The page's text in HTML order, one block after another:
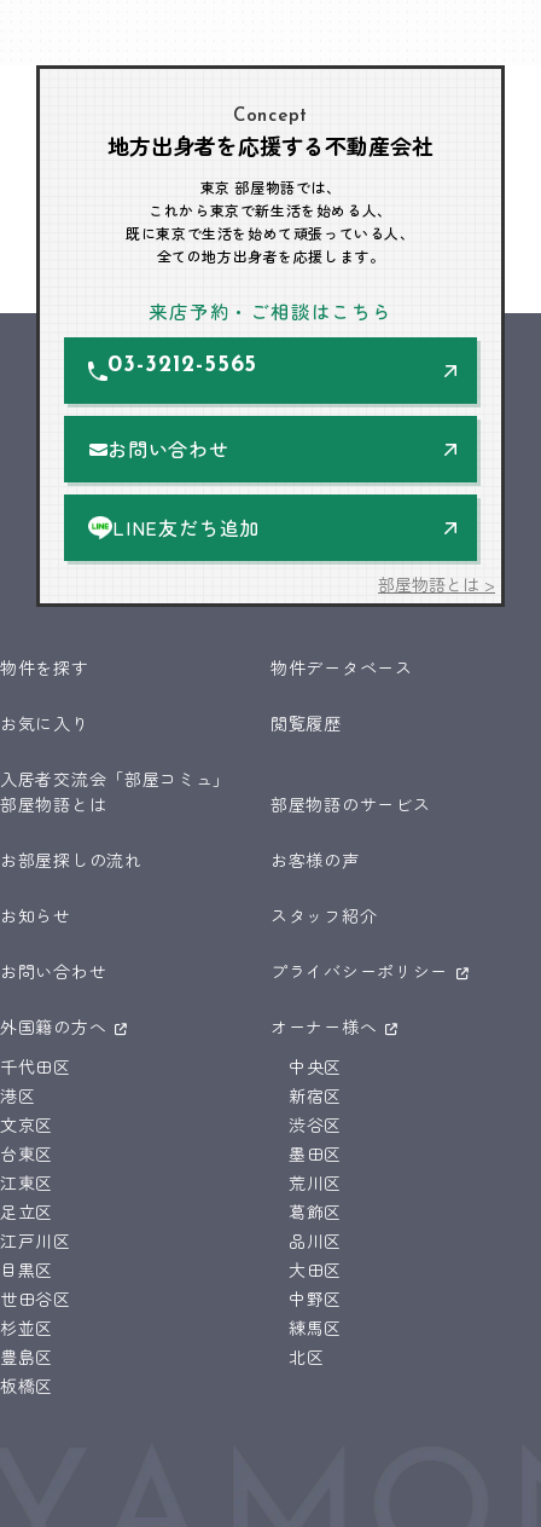
Concept
地方出身者を応援する不動産会社
東京 部屋物語では、
これから東京で新生活を始める人、
既に東京で生活を始めて頑張っている人、
全ての地方出身者を応援します。
来店予約・ご相談はこちら
03-3212-5565
お問い合わせ
LINE友だち追加
部屋物語とは >
物件を探す 物件データベース
お気に入り 閲覧履歴
入居者交流会「部屋コミュ」
部屋物語とは
部屋物語のサービス
お部屋探しの流れ お客様の声
お知らせ スタッフ紹介
お問い合わせ プライバシーポリシー
外国籍の方へ
オーナー様へ
千代田区
中央区
港区
新宿区
文京区
渋谷区
台東区
墨田区
江東区
荒川区
足立区
葛飾区
江戸川区
品川区
目黒区
大田区
世田谷区
中野区
杉並区
練馬区
豊島区
北区
板橋区